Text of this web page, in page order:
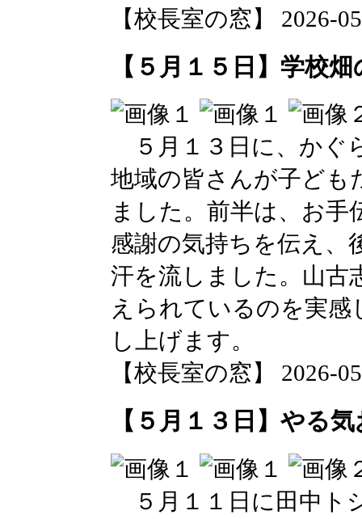
【校長室の窓】 2026-
【５月１５日】学校
５月１３日に、かぐ
地域の皆さんが子ども
ました。前半は、お
感謝の気持ちを伝え、
汗を流しました。山古
えられているのを実
し上げます。
【校長室の窓】 2026-
【５月１３日】やる
５月１１日に田中ト